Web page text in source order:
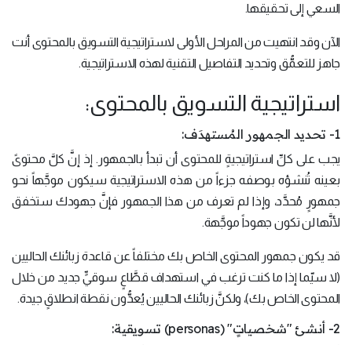
السعي إلى تحقيقها.
الآن وقد انتهيت من المراحل الأولى لاستراتيجية التسويق بالمحتوى أنت
جاهز للتعمُّق وتحديد التفاصيل التقنية لهذه الاستراتيجية.
استراتيجية التسويق بالمحتوى:
1- تحديد الجمهور المُستهدَف:
يجب على كلِّ استراتيجيةٍ للمحتوى أن تبدأ بالجمهور. إذ إنَّ كلَّ محتوىً
بعينه تُنشؤه بوصفه جزءاً من هذه الاستراتيجية سيكون موجَّهاً نحو
جمهورٍ مُحدَّد، وإذا لم تعرف من هذا الجمهور فإنَّ جهودك ستخفق
لأنَّها لن تكون جهوداً موجَّهة.
قد يكون جمهور المحتوى الخاص بك مختلفاً عن قاعدة زبائنك الحاليين
(لا سيّما إذا ما كنت ترغب في استهداف قطَّاعٍ سوقيٍّ جديد من خلال
المحتوى الخاص بك)، ولكنَّ زبائنك الحاليين يُعدُّون نقطة انطلاقٍ جيدة.
2- أنشئ "شخصياتٍ" (personas) تسويقية: